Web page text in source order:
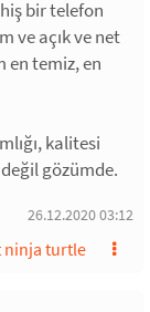
bir telefon
ve açık ve net
en temiz, en
kalitesi
gözümde.
26.12.2020 03:12
ninja turtle